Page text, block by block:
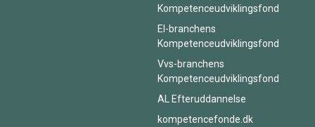
Kompetenceudviklingsfond
El-branchens
Kompetenceudviklingsfond
Vvs-branchens
Kompetenceudviklingsfond
AL Efteruddannelse
kompetencefonde.dk